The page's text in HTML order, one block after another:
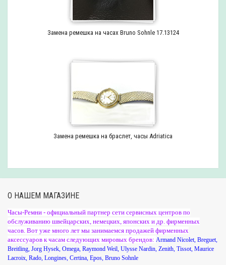
Замена ремешка на часах Bruno Sohnle 17.13124
Замена ремешка на браслет, часы Adriatica
О НАШЕМ МАГАЗИНЕ
Часы-Ремни - официальный партнер сети сервисных центров по
обслуживанию швейцарских, немецких, японских и др. фирменных
часов. Вот уже много лет мы занимаемся продажей фирменных
аксессуаров к часам следующих мировых брендов: Armand Nicolet Breguet
Breitling Jorg Hysek Omega Raymond Weil Ulysse Nardin Zenith Tissot Maurice
Lacroix Rado Longines Certina Epos Bruno Sohnle